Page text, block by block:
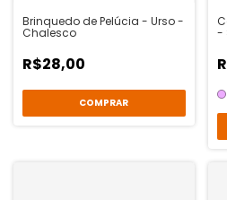
Brinquedo de Pelúcia - Urso -
Chalesco
R$28,00
-